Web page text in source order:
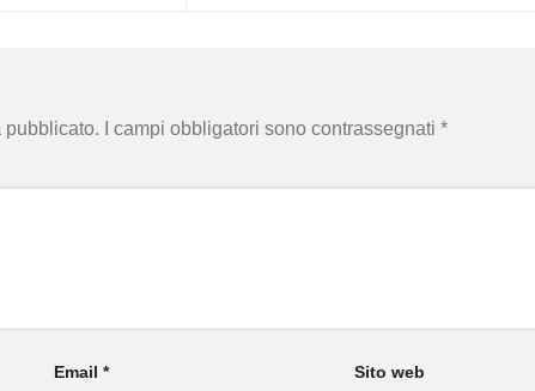
pubblicato. I campi obbligatori sono contrassegnati *
Email * Sito web